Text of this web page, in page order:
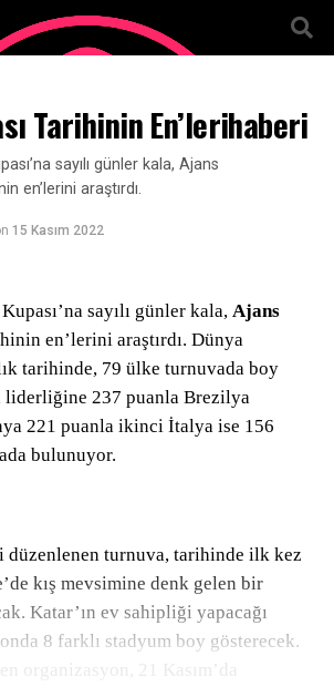
Tarihinin En’lerihaberi
sayılı günler kala, Ajans
en’lerini araştırdı.
15 Kasım 2022
sayılı günler kala, Ajans
en’lerini araştırdı. Dünya
tarihinde, 79 ülke turnuvada boy
liderliğine 237 puanla Brezilya
221 puanla ikinci İtalya ise 156
bulunuyor.
düzenlenen turnuva, tarihinde ilk kez
kış mevsimine denk gelen bir
Katar’ın ev sahipliği yapacağı
8 farklı stadyum boy gösterecek.
organizasyon, 21 Kasım’da